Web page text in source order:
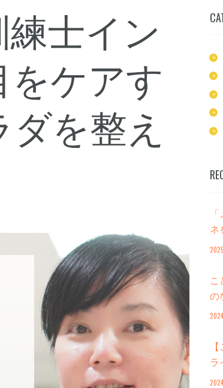
練士イン
ケアす
を整え
ネ
こ
の
ガ
ラ
ー